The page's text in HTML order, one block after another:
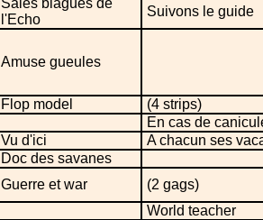
Sales blagues de
l'Echo
Suivons le guide
Amuse gueules
Flop model
(4 strips)
En cas de
Vu d'ici
A chacun ses
Doc des savanes
Guerre et war
(2 gags)
World teacher